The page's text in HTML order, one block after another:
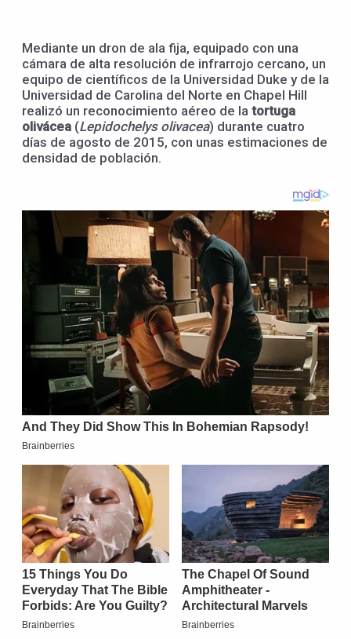
Mediante un dron de ala fija, equipado con una
cámara de alta resolución de infrarrojo cercano, un
equipo de científicos de la Universidad Duke y de la
Universidad de Carolina del Norte en Chapel Hill
realizó un reconocimiento aéreo de la tortuga
olivácea (Lepidochelys olivacea) durante cuatro
días de agosto de 2015, con unas estimaciones de
densidad de población.